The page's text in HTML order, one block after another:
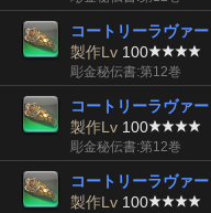
コートリーラヴァ
製作Lv 100
彫金秘伝書:第12巻
コートリーラヴァ
製作Lv 100
彫金秘伝書:第12巻
コートリーラヴァ
製作Lv 100